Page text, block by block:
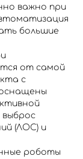
важно при
большие
от самой
с
(ЛОС) и
роботы